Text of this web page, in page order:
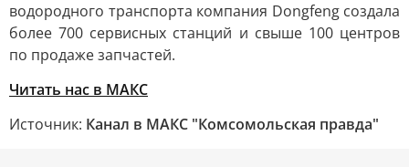
водородного транспорта компания Dongfeng создала
более 700 сервисных станций и свыше 100 центров
по продаже запчастей.
Читать нас в MАКС
Источник: Канал в МАКС "Комсомольская правда"